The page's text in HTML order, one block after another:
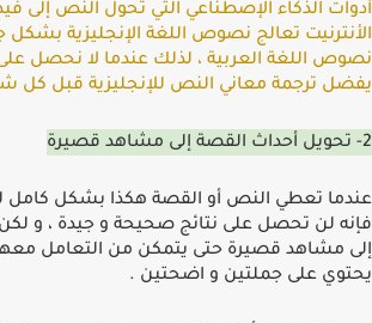
أدوات الذكاء اﻹصطناعي التي تحول النص إلى
اﻷنترنيت تعالج نصوص اللغة اﻹنجليزية
نصوص اللغة العربية ، لذلك عندما لا نحصل على
يفضل ترجمة معاني النص للإنجليزية قبل كل
2- تحويل أحداث القصة إلى مشاهد قصيرة
عندما تعطي النص أو القصة هكذا بشكل كامل
فإنه لن تحصل على نتائج صحيحة و جيدة ، و
إلى مشاهد قصيرة حتى يتمكن من التعامل
يحتوي على جملتين و اضحتين .